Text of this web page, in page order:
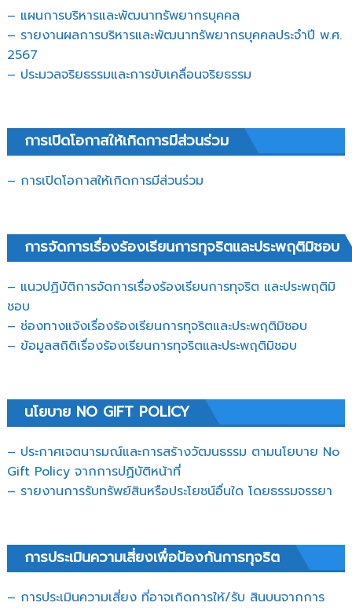
– แผนการบริหารและพัฒนาทรัพยากรบุคคล
– รายงานผลการบริหารและพัฒนาทรัพยากรบุคคลประจำปี พ.ศ.
2567
– ประมวลจริยธรรมและการขับเคลื่อนจริยธรรม
การเปิดโอกาสให้เกิดการมีส่วนร่วม
– การเปิดโอกาสให้เกิดการมีส่วนร่วม
การจัดการเรื่องร้องเรียนการทุจริตและประพฤติมิชอบ
– แนวปฏิบัติการจัดการเรื่องร้องเรียนการทุจริต และประพฤติมิ
ชอบ
– ช่องทางแจ้งเรื่องร้องเรียนการทุจริตและประพฤติมิชอบ
– ข้อมูลสถิติเรื่องร้องเรียนการทุจริตและประพฤติมิชอบ
นโยบาย NO GIFT POLICY
– ประกาศเจตนารมณ์และการสร้างวัฒนธรรม ตามนโยบาย No
Gift Policy จากการปฏิบัติหน้าที่
– รายงานการรับทรัพย์สินหรือประโยชน์อื่นใด โดยธรรมจรรยา
การประเมินความเสี่ยงเพื่อป้องกันการทุจริต
– การประเมินความเสี่ยง ที่อาจเกิดการให้/รับ สินบนจากการ